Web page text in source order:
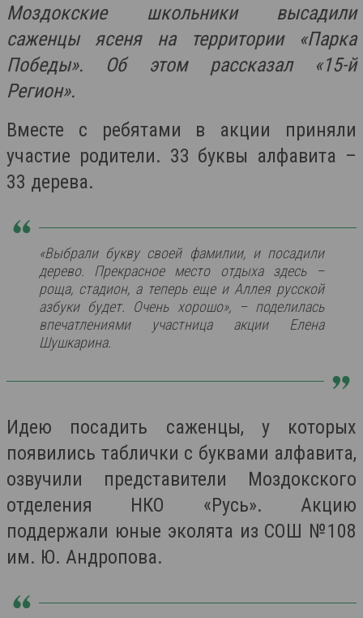
Моздокские школьники высадили
саженцы ясеня на территории «Парка
Победы». Об этом рассказал «15-й
Регион».
Вместе с ребятами в акции приняли
участие родители. 33 буквы алфавита –
33 дерева.
«Выбрали букву своей фамилии, и посадили
дерево. Прекрасное место отдыха здесь –
роща, стадион, а теперь еще и Аллея русской
азбуки будет. Очень хорошо», – поделилась
впечатлениями участница акции Елена
Шушкарина.
Идею посадить саженцы, у которых
появились таблички с буквами алфавита,
озвучили представители Моздокского
отделения НКО «Русь». Акцию
поддержали юные эколята из СОШ №108
им. Ю. Андропова.